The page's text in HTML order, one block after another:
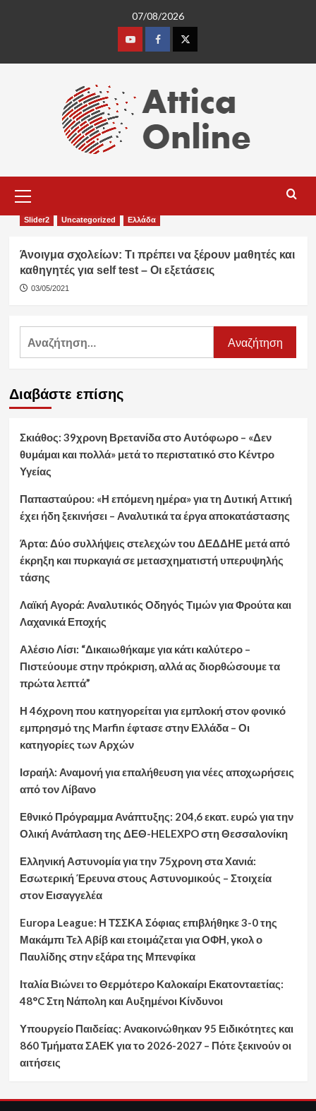
07/08/2026
YoutubeFacebookTwitter
Menu
Slider2 Uncategorized Ελλάδα
Άνοιγμα σχολείων: Τι πρέπει να ξέρουν μαθητές και
καθηγητές για self test – Οι εξετάσεις
03/05/2021
Αναζήτηση
Διαβάστε επίσης
Σκιάθος: 39χρονη Βρετανίδα στο Αυτόφωρο – «Δεν
θυμάμαι και πολλά» μετά το περιστατικό στο Κέντρο
Υγείας
Παπασταύρου: «Η επόμενη ημέρα» για τη Δυτική Αττική
έχει ήδη ξεκινήσει – Αναλυτικά τα έργα αποκατάστασης
Άρτα: Δύο συλλήψεις στελεχών του ΔΕΔΔΗΕ μετά από
έκρηξη και πυρκαγιά σε μετασχηματιστή υπερυψηλής
τάσης
Λαϊκή Αγορά: Αναλυτικός Οδηγός Τιμών για Φρούτα και
Λαχανικά Εποχής
Αλέσιο Λίσι: “Δικαιωθήκαμε για κάτι καλύτερο –
Πιστεύουμε στην πρόκριση, αλλά ας διορθώσουμε τα
πρώτα λεπτά”
Η 46χρονη που κατηγορείται για εμπλοκή στον φονικό
εμπρησμό της Marfin έφτασε στην Ελλάδα – Οι
κατηγορίες των Αρχών
Ισραήλ: Αναμονή για επαλήθευση για νέες αποχωρήσεις
από τον Λίβανο
Εθνικό Πρόγραμμα Ανάπτυξης: 204,6 εκατ. ευρώ για την
Ολική Ανάπλαση της ΔΕΘ-HELEXPO στη Θεσσαλονίκη
Ελληνική Αστυνομία για την 75χρονη στα Χανιά:
Εσωτερική Έρευνα στους Αστυνομικούς – Στοιχεία
στον Εισαγγελέα
Europa League: Η ΤΣΣΚΑ Σόφιας επιβλήθηκε 3-0 της
Μακάμπι Τελ Αβίβ και ετοιμάζεται για ΟΦΗ, γκολ ο
Παυλίδης στην εξάρα της Μπενφίκα
Ιταλία Βιώνει το Θερμότερο Καλοκαίρι Εκατονταετίας:
48°C Στη Νάπολη και Αυξημένοι Κίνδυνοι
Υπουργείο Παιδείας: Ανακοινώθηκαν 95 Ειδικότητες και
860 Τμήματα ΣΑΕΚ για το 2026-2027 – Πότε ξεκινούν οι
αιτήσεις